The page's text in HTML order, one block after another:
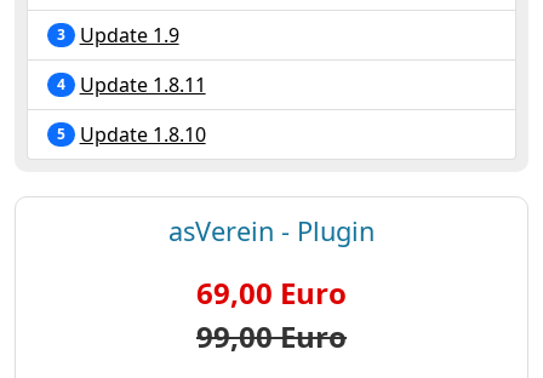
3 Update 1.9
4 Update 1.8.11
5 Update 1.8.10
asVerein - Plugin
69,00 Euro
99,00 Euro